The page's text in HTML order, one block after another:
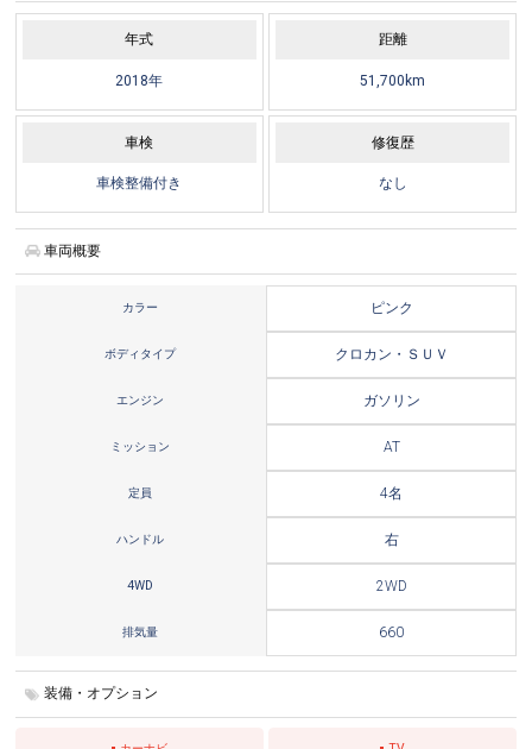
年式
2018年
距離
51,700km
車検
車検整備付き
修復歴
なし
車両概要
カラー ピンク
ボディタイプ クロカン・ＳＵＶ
エンジン ガソリン
ミッション AT
定員 4名
ハンドル 右
4WD 2WD
排気量 660
装備・オプション